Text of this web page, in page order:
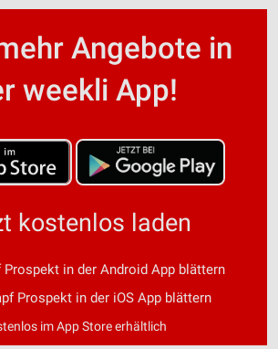
Angebote in
weekli App!
kostenlos laden
in der Android App blättern
Prospekt in der iOS App blättern
im App Store erhältlich